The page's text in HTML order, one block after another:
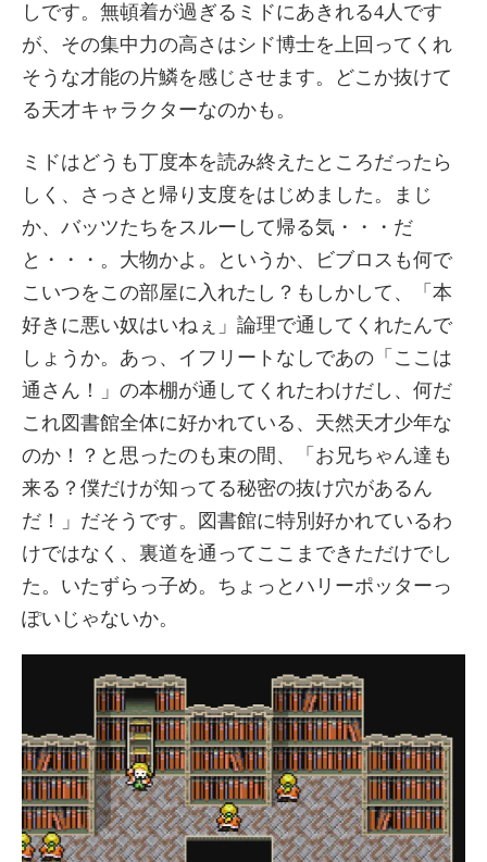
しです。無頓着が過ぎるミドにあきれる4人です
が、その集中力の高さはシド博士を上回ってくれ
そうな才能の片鱗を感じさせます。どこか抜けて
る天才キャラクターなのかも。
ミドはどうも丁度本を読み終えたところだったら
しく、さっさと帰り支度をはじめました。まじ
か、バッツたちをスルーして帰る気・・・だ
と・・・。大物かよ。というか、ビブロスも何で
こいつをこの部屋に入れたし？もしかして、「本
好きに悪い奴はいねぇ」論理で通してくれたんで
しょうか。あっ、イフリートなしであの「ここは
通さん！」の本棚が通してくれたわけだし、何だ
これ図書館全体に好かれている、天然天才少年な
のか！？と思ったのも束の間、「お兄ちゃん達も
来る？僕だけが知ってる秘密の抜け穴があるん
だ！」だそうです。図書館に特別好かれているわ
けではなく、裏道を通ってここまできただけでし
た。いたずらっ子め。ちょっとハリーポッターっ
ぽいじゃないか。